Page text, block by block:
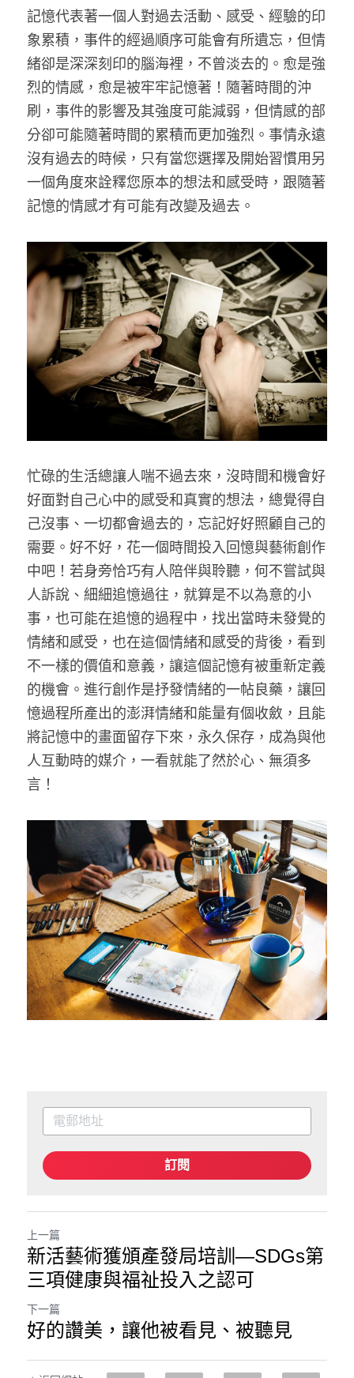
記憶代表著一個人對過去活動、感受、經驗的印
象累積，事件的經過順序可能會有所遺忘，但情
緒卻是深深刻印的腦海裡，不曾淡去的。愈是強
烈的情感，愈是被牢牢記憶著！隨著時間的沖
刷，事件的影響及其強度可能減弱，但情感的部
分卻可能隨著時間的累積而更加強烈。事情永遠
沒有過去的時候，只有當您選擇及開始習慣用另
一個角度來詮釋您原本的想法和感受時，跟隨著
記憶的情感才有可能有改變及過去。
忙碌的生活總讓人喘不過去來，沒時間和機會好
好面對自己心中的感受和真實的想法，總覺得自
己沒事、一切都會過去的，忘記好好照顧自己的
需要。好不好，花一個時間投入回憶與藝術創作
中吧！若身旁恰巧有人陪伴與聆聽，何不嘗試與
人訴說、細細追憶過往，就算是不以為意的小
事，也可能在追憶的過程中，找出當時未發覺的
情緒和感受，也在這個情緒和感受的背後，看到
不一樣的價值和意義，讓這個記憶有被重新定義
的機會。進行創作是抒發情緒的一帖良藥，讓回
憶過程所產出的澎湃情緒和能量有個收斂，且能
將記憶中的畫面留存下來，永久保存，成為與他
人互動時的媒介，一看就能了然於心、無須多
言！
訂閱
上一篇
新活藝術獲頒產發局培訓—SDGs第
三項健康與福祉投入之認可
下一篇
好的讚美，讓他被看見、被聽見